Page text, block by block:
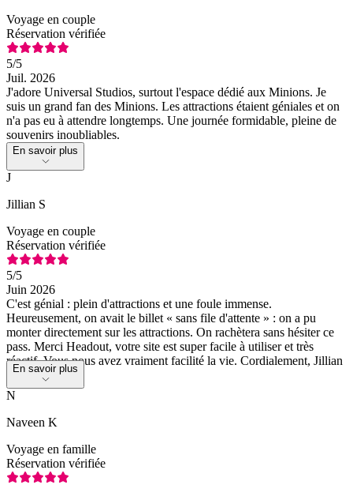
Voyage en couple
Réservation vérifiée
5/5
Juil. 2026
J'adore Universal Studios, surtout l'espace dédié aux Minions. Je
suis un grand fan des Minions. Les attractions étaient géniales et on
n'a pas eu à attendre longtemps. Une journée formidable, pleine de
souvenirs inoubliables.
En savoir plus
J
Jillian S
Voyage en couple
Réservation vérifiée
5/5
Juin 2026
C'est génial : plein d'attractions et une foule immense.
Heureusement, on avait le billet « sans file d'attente » : on a pu
monter directement sur les attractions. On rachètera sans hésiter ce
pass. Merci Headout, votre site est super facile à utiliser et très
réactif. Vous nous avez vraiment facilité la vie. Cordialement, Jillian
Saunders
En savoir plus
N
Naveen K
Voyage en famille
Réservation vérifiée